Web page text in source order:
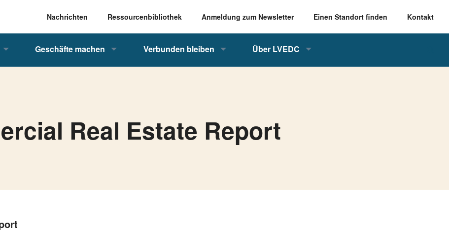
Nachrichten Ressourcenbibliothek Anmeldung zum Newsletter Einen Standort finden Kontakt
Geschäfte machen Verbunden bleiben Über LVEDC
Real Estate Report